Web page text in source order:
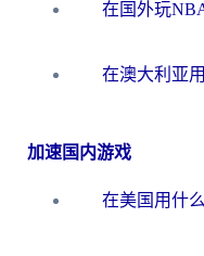
加速国内游戏